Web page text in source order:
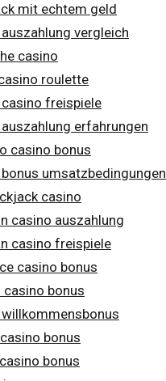
mit echtem geld
vergleich
casino
roulette
freispiele
erfahrungen
casino bonus
umsatzbedingungen
casino
casino auszahlung
casino freispiele
casino bonus
bonus
bonus
bonus